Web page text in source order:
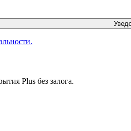
Plus без залога.